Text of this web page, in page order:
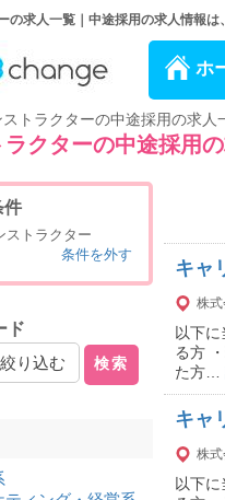
の求人一覧｜中途採用の求人情報
ホ
トラクターの中途採用の求人
クターの中途採用
キャ
株
以下
る方
た方…
キャ
株
以下
件
ストラクター
条件を外す
ド
検索